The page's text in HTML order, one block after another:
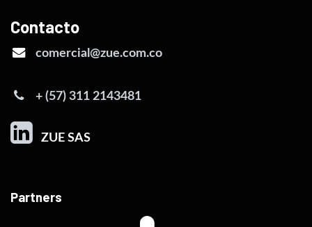
Contacto
comercial@zue.com.co
+ (57) 311 2143481
ZUE SAS
Partners